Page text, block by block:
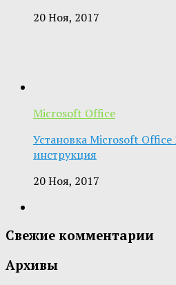
20 Ноя, 2017
Microsoft Office
Установка Microsoft Office
инструкция
20 Ноя, 2017
Свежие комментарии
Архивы